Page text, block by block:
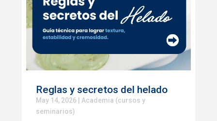
Reglas y secretos del helado
May 14, 2026| Academia (cursos y
seminarios)